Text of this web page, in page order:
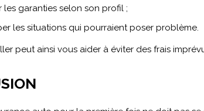
les garanties selon son profil ;
les situations qui pourraient poser problème.
peut ainsi vous aider à éviter des frais